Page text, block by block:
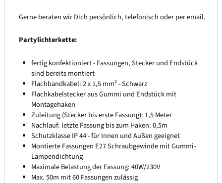
Gerne beraten wir Dich persönlich, telefonisch oder per email.
Partylichterkette:
fertig konfektioniert - Fassungen, Stecker und Endstück
sind bereits montiert
Flachbandkabel: 2 x 1,5 mm² - Schwarz
Flachkabelstecker aus Gummi und Endstück mit
Montagehaken
Zuleitung (Stecker bis erste Fassung): 1,5 Meter
Nachlauf: letzte Fassung bis zum Haken: 0,5m
Schutzklasse IP 44 - für Innen und Außen geeignet
Montierte Fassungen E27 Schraubgewinde mit Gummi-
Lampendichtung
Maximale Belastung der Fassung: 40W/230V
Max. 50m mit 60 Fassungen zulässig